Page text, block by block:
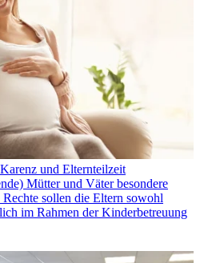
und Elternteilzeit
Mütter und Väter besondere
sollen die Eltern sowohl
im Rahmen der Kinderbetreuung